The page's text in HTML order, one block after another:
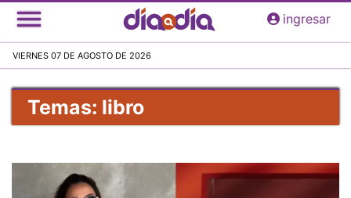
Pasar
al
principal
ingresar
VIERNES 07 DE AGOSTO DE 2026
Temas: libro